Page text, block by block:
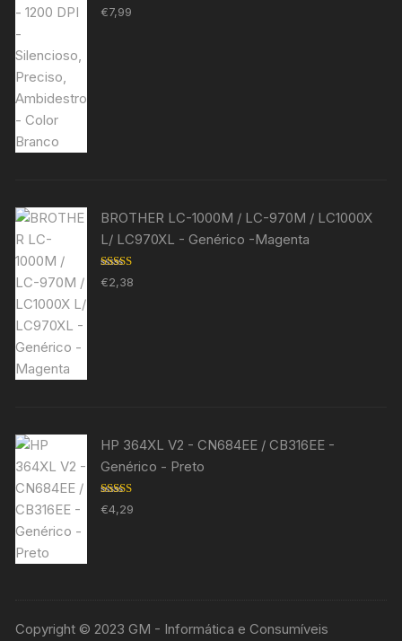
Avaliação
5.00de 5
€7,99
BROTHER LC-1000M / LC-970M / LC1000X
L/ LC970XL - Genérico -Magenta
Avaliação
5.00de 5
€2,38
HP 364XL V2 - CN684EE / CB316EE -
Genérico - Preto
Avaliação
5.00de 5
€4,29
Copyright © 2023 GM - Informática e Consumíveis